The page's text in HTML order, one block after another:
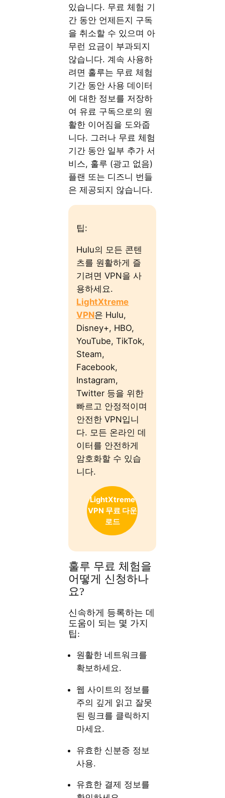
있습니다. 무료 체험 기
간 동안 언제든지 구독
을 취소할 수 있으며 아
무런 요금이 부과되지
않습니다. 계속 사용하
려면 훌루는 무료 체험
기간 동안 사용 데이터
에 대한 정보를 저장하
여 유료 구독으로의 원
활한 이어짐을 도와줍
니다. 그러나 무료 체험
기간 동안 일부 추가 서
비스, 훌루 (광고 없음)
플랜 또는 디즈니 번들
은 제공되지 않습니다.
팁:
Hulu의 모든 콘텐
츠를 원활하게 즐
기려면 VPN을 사
용하세요.
LightXtreme
VPN은 Hulu,
Disney+, HBO,
YouTube, TikTok,
Steam,
Facebook,
Instagram,
Twitter 등을 위한
빠르고 안정적이며
안전한 VPN입니
다. 모든 온라인 데
이터를 안전하게
암호화할 수 있습
니다.
LightXtreme
VPN 무료 다운
로드
훌루 무료 체험을
어떻게 신청하나
요?
신속하게 등록하는 데
도움이 되는 몇 가지
팁:
원활한 네트워크를
확보하세요.
웹 사이트의 정보를
주의 깊게 읽고 잘못
된 링크를 클릭하지
마세요.
유효한 신분증 정보
사용.
유효한 결제 정보를